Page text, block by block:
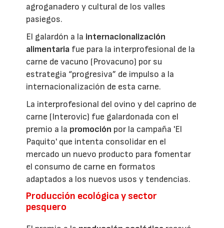
agroganadero y cultural de los valles
pasiegos.
El galardón a la internacionalización
alimentaria fue para la interprofesional de la
carne de vacuno (Provacuno) por su
estrategia “progresiva” de impulso a la
internacionalización de esta carne.
La interprofesional del ovino y del caprino de
carne (Interovic) fue galardonada con el
premio a la promoción por la campaña 'El
Paquito' que intenta consolidar en el
mercado un nuevo producto para fomentar
el consumo de carne en formatos
adaptados a los nuevos usos y tendencias.
Producción ecológica y sector
pesquero